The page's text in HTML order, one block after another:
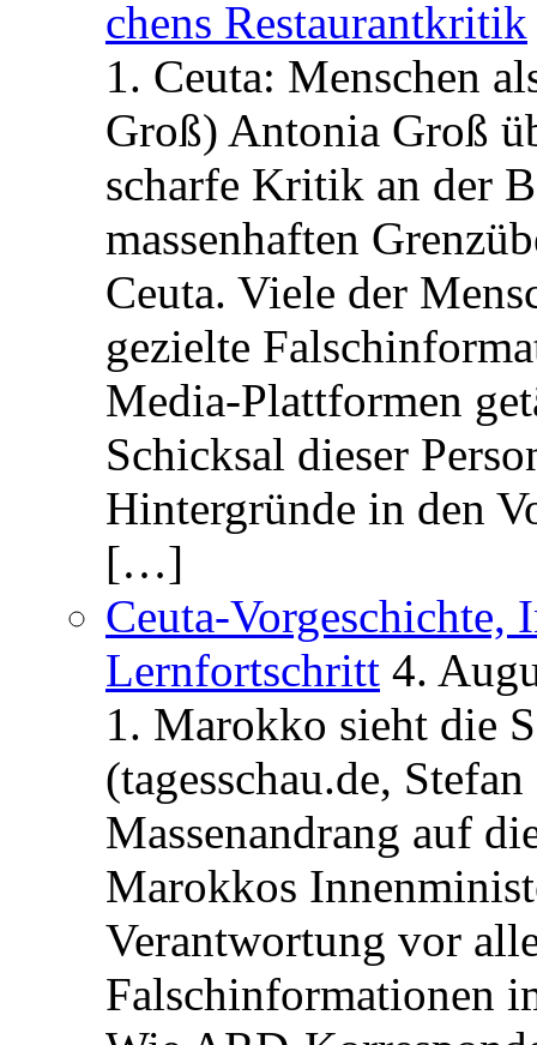
chens Restau­rant­kritik
1. Ceuta: Menschen
Groß) Antonia Groß
scharfe Kritik an der
massenhaften
Ceuta. Viele der
gezielte
Media-Plattformen
Schicksal dieser
Hintergründe in den
[…]
Ceuta-Vorgeschichte,
Lernfortschritt 4.
1. Marokko sieht die
(tagesschau.de,
Massenandrang auf
Marokkos
Verantwortung vor
Falschinformationen